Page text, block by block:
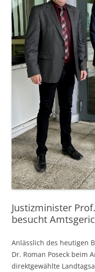
Justizminister
besucht
Anlässlich des heutigen
Dr. Roman Poseck beim
direktgewählte